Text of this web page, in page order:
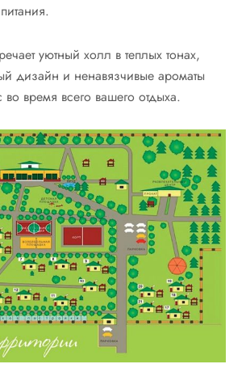
уютный холл в теплых тонах,
дизайн и ненавязчивые ароматы
время всего вашего отдыха.